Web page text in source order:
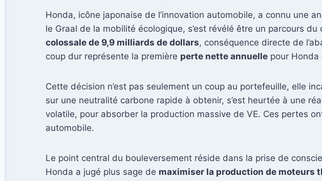
Honda, icône japonaise de l’innovation automobile, a connu une
le Graal de la mobilité écologique, s’est révélé être un parcours
colossale de 9,9 milliards de dollars, conséquence directe de
coup dur représente la première perte nette annuelle pour Honda
Cette décision n’est pas seulement un coup au portefeuille, elle
sur une neutralité carbone rapide à obtenir, s’est heurtée à une
volatile, pour absorber la production massive de VE. Ces pertes
automobile.
Le point central du bouleversement réside dans la prise de
Honda a jugé plus sage de maximiser la production de moteurs